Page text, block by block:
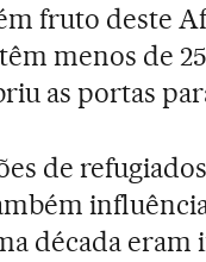
fruto deste
menos de
as portas
de
década eram